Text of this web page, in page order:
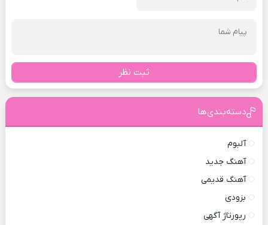
ثبت نظر
دسته‌بندی‌ها
آلبوم
آهنگ جدید
آهنگ قدیمی
بزودی
رپورتاژ آگهی